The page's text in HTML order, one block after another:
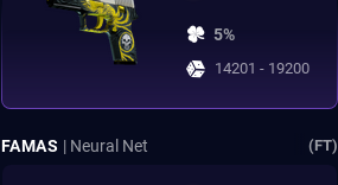
5%
14201 - 19200
FAMAS | Neural Net (FT)